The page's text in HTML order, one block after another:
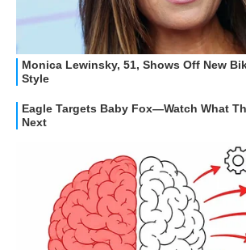
STREAMING E SERIE TV